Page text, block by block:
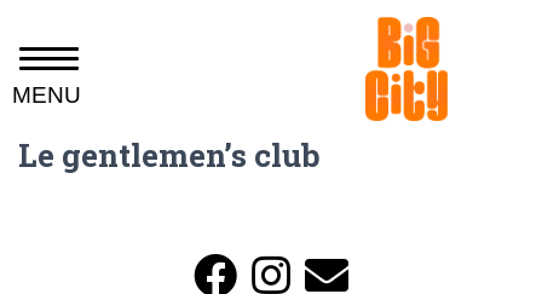
MENU
Le gentlemen’s club